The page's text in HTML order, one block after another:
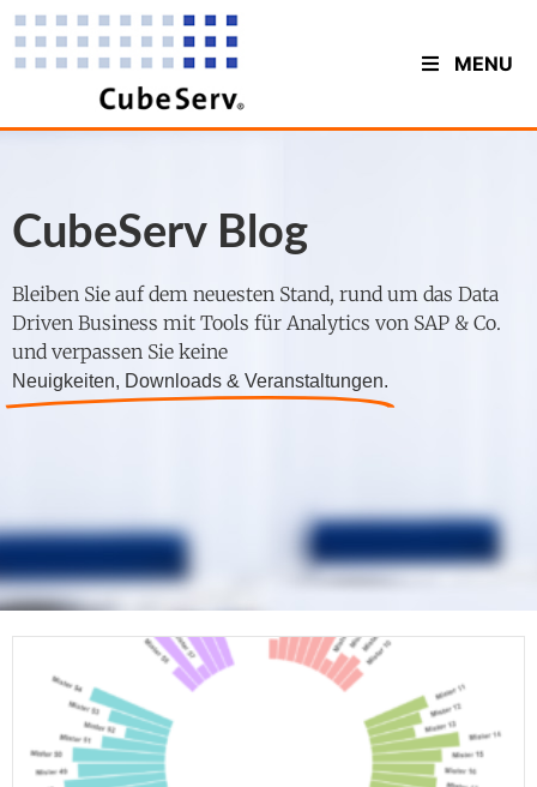
MENU
CubeServ Blog
Bleiben Sie auf dem neuesten Stand, rund um das Data
Driven Business mit Tools für Analytics von SAP & Co.
und verpassen Sie keine
Neuigkeiten, Downloads & Veranstaltungen.